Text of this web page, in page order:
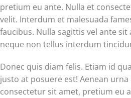
pretium eu ante. Nulla et
velit. Interdum et malesuada
faucibus. Nulla sagittis vel ante
neque non tellus interdum
Donec quis diam felis. Etiam id
justo at posuere est! Aenean
consectetur sit amet, pretium eu